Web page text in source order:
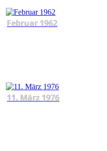
Februar 1962
11. März 1976